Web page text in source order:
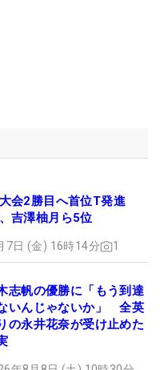
会2勝目へ首位T発進
吉澤柚月ら5位
7日 (金) 16時14分 1
志帆の優勝に「もう到達
いんじゃないか」 全英
の永井花奈が受け止めた